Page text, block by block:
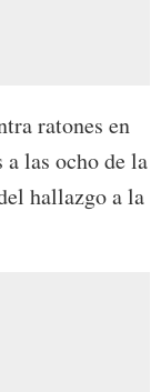
ratones en
a las ocho de la
hallazgo a la